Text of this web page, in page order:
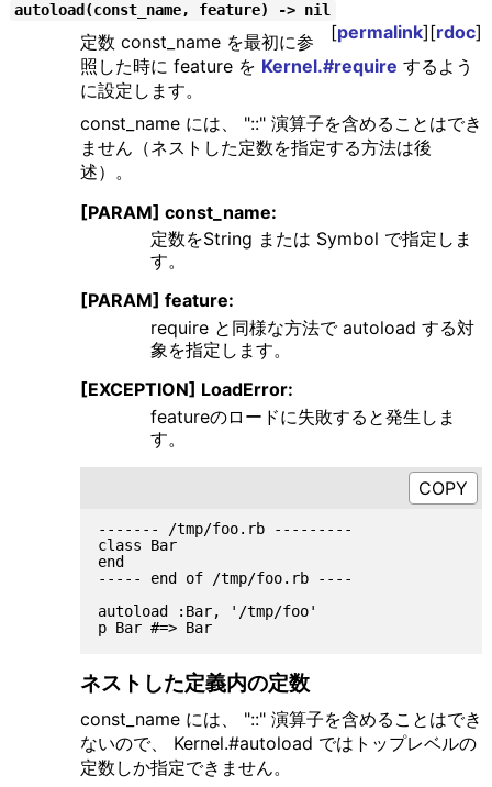
autoload(const_name, feature) -> nil
[permalink][rdoc]
定数 const_name を最初に参
照した時に feature を Kernel.#require するよう
に設定します。
const_name には、 "::" 演算子を含めることはでき
ません（ネストした定数を指定する方法は後
述）。
[PARAM] const_name:
定数をString または Symbol で指定しま
す。
[PARAM] feature:
require と同様な方法で autoload する対
象を指定します。
[EXCEPTION] LoadError:
featureのロードに失敗すると発生しま
す。
------- /tmp/foo.rb ---------
class Bar
end
----- end of /tmp/foo.rb ----
autoload :Bar, '/tmp/foo'
p Bar #=> Bar
ネストした定義内の定数
const_name には、 "::" 演算子を含めることはでき
ないので、 Kernel.#autoload ではトップレベルの
定数しか指定できません。